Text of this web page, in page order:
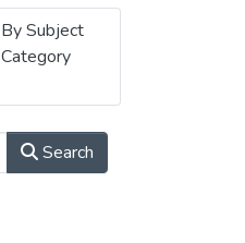
By Subject
Category
Search